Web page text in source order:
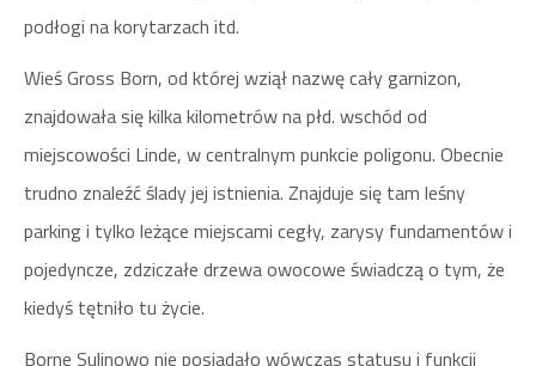
podłogi na korytarzach itd.
Wieś Gross Born, od której wziął nazwę cały garnizon,
znajdowała się kilka kilometrów na płd. wschód od
miejscowości Linde, w centralnym punkcie poligonu. Obecnie
trudno znaleźć ślady jej istnienia. Znajduje się tam leśny
parking i tylko leżące miejscami cegły, zarysy fundamentów i
pojedyncze, zdziczałe drzewa owocowe świadczą o tym, że
kiedyś tętniło tu życie.
Borne Sulinowo nie posiadało wówczas statusu i funkcji